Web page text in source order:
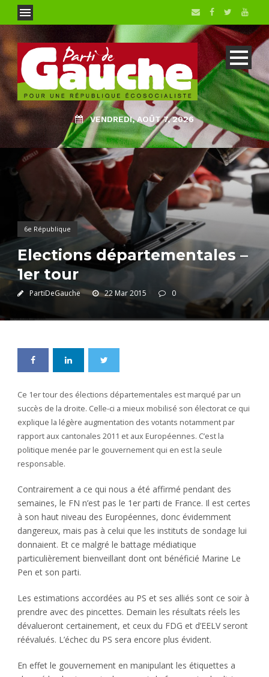
VENDREDI, AOÛT 7, 2026
6e République
Elections départementales –
1er tour
PartiDeGauche 22 Mar 2015 0
Ce 1er tour des élections départementales est marqué par un
succès de la droite. Celle-ci a mieux mobilisé son électorat ce qui
explique la légère augmentation des votants notamment par
rapport aux cantonales 2011 et aux Européennes. C’est la
politique menée par le gouvernement qui en est la seule
responsable.
Contrairement a ce qui nous a été affirmé pendant des
semaines, le FN n’est pas le 1er parti de France. Il est certes
à son haut niveau des Européennes, donc évidemment
dangereux, mais pas à celui que les instituts de sondage lui
donnaient. Et ce malgré le battage médiatique
particulièrement bienveillant dont ont bénéficié Marine Le
Pen et son parti.
Les estimations accordées au PS et ses alliés sont ce soir à
prendre avec des pincettes. Demain les résultats réels les
dévalueront certainement, et ceux du FDG et d’EELV seront
réévalués. L’échec du PS sera encore plus évident.
En effet le gouvernement en manipulant les étiquettes a